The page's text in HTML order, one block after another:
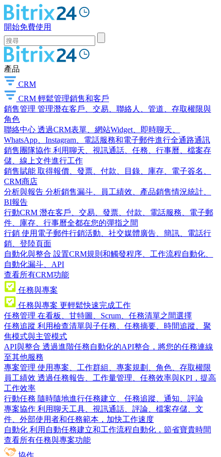
開始免費使用
產品
CRM
CRM 輕鬆管理銷售和客戶
銷售管理 管理潛在客戶、交易、聯絡人、管道、存取權限與
角色
聯絡中心 透過CRM表單、網站Widget、即時聊天、
WhatsApp、Instagram、電話服務和電子郵件進行全通路通訊
銷售團隊協作 利用聊天、視訊通話、任務、行事曆、檔案存
儲、線上文件進行工作
銷售賦能 取得報價、發票、付款、目錄、庫存、電子簽名、
CRM商店
分析與報告 分析銷售漏斗、員工績效、產品銷售情況統計、
BI報告
行動CRM 潛在客戶、交易、發票、付款、電話服務、電子郵
件、庫存、行事曆全都在您的彈指之間
行銷 使用電子郵件行銷活動、社交媒體廣告、簡訊、電話行
銷、登陸頁面
自動化與整合 設置CRM規則和觸發程序、工作流程自動化、
自動化漏斗、API
查看所有CRM功能
任務與專案
任務與專案 更輕鬆快速完成工作
任務管理 在看板、甘特圖、Scrum、任務清單之間選擇
任務追蹤 利用檢查清單與子任務、任務摘要、時間追蹤、聚
焦模式與主管模式
API與整合 透過進階任務自動化的API整合，將您的任務連線
至其他服務
專案管理 使用專案、工作群組、專案規劃、角色、存取權限
員工績效 透過任務報告、工作量管理、任務效率與KPI，提高
工作效率
行動任務 隨時隨地進行任務建立、任務追蹤、通知、評論
專案協作 利用聊天工具、視訊通話、評論、檔案存儲、文
件、外部使用者和任務範本，加快工作速度
自動化 利用自動任務建立和工作流程自動化，節省寶貴時間
查看所有任務與專案功能
協作